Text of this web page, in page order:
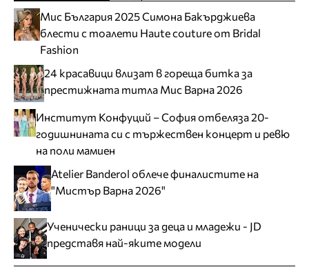
Мис България 2025 Симона Бакърджиева
блести с тоалети Haute couture от Bridal
Fashion
24 красавици влизат в гореща битка за
престижната титла Мис Варна 2026
Институт Конфуций – София отбеляза 20-
годишнината си с тържествен концерт и ревю
на поли мамиен
Atelier Banderol облече финалистите на
"Мистър Варна 2026"
Ученически раници за деца и младежи - JD
представя най-яките модели